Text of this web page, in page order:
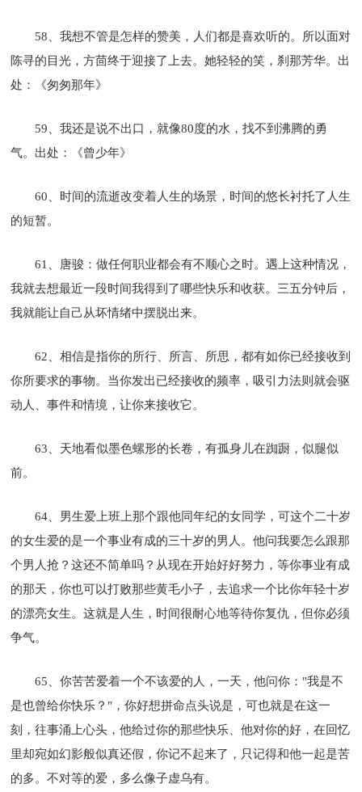
58、我想不管是怎样的赞美，人们都是喜欢听的。所以面对
陈寻的目光，方茴终于迎接了上去。她轻轻的笑，刹那芳华。出
处：《匆匆那年》
59、我还是说不出口，就像80度的水，找不到沸腾的勇
气。出处：《曾少年》
60、时间的流逝改变着人生的场景，时间的悠长衬托了人生
的短暂。
61、唐骏：做任何职业都会有不顺心之时。遇上这种情况，
我就去想最近一段时间我得到了哪些快乐和收获。三五分钟后，
我就能让自己从坏情绪中摆脱出来。
62、相信是指你的所行、所言、所思，都有如你已经接收到
你所要求的事物。当你发出已经接收的频率，吸引力法则就会驱
动人、事件和情境，让你来接收它。
63、天地看似墨色螺形的长卷，有孤身儿在踟蹰，似腿似
前。
64、男生爱上班上那个跟他同年纪的女同学，可这个二十岁
的女生爱的是一个事业有成的三十岁的男人。他问我要怎么跟那
个男人抢？这还不简单吗？从现在开始好好努力，等你事业有成
的那天，你也可以打败那些黄毛小子，去追求一个比你年轻十岁
的漂亮女生。这就是人生，时间很耐心地等待你复仇，但你必须
争气。
65、你苦苦爱着一个不该爱的人，一天，他问你："我是不
是也曾给你快乐？"，你好想拼命点头说是，可也就是在这一
刻，往事涌上心头，他给过你的那些快乐、他对你的好，在回忆
里却宛如幻影般似真还假，你记不起来了，只记得和他一起是苦
的多。不对等的爱，多么像子虚乌有。